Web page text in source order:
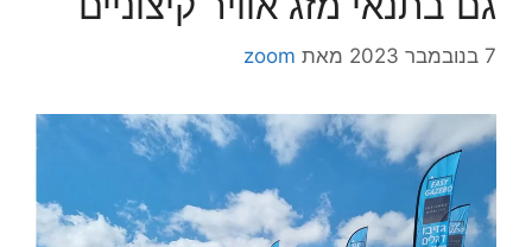
7 בנובמבר 2023 מאת zoom